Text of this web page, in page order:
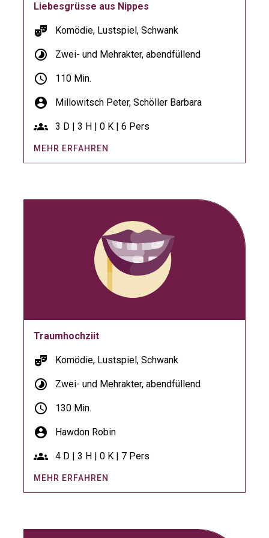
Liebesgrüsse aus Nippes
theater_comedy Komödie, Lustspiel, Schwank
timelapse Zwei- und Mehrakter, abendfüllend
schedule 110 Min.
account_circle Millowitsch Peter,Schöller Barbara
groups 3 D | 3 H | 0 K | 6 Pers
MEHR ERFAHREN
Traumhochziit
theater_comedy Komödie, Lustspiel, Schwank
timelapse Zwei- und Mehrakter, abendfüllend
schedule 130 Min.
account_circle Hawdon Robin
groups 4 D | 3 H | 0 K | 7 Pers
MEHR ERFAHREN